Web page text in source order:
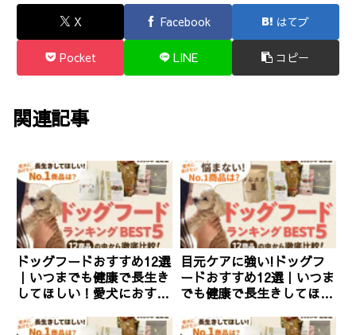
X Facebook はてブ
Pocket LINE コピー
関連記事
ドッグフードおすすめ12選
｜いつまでも健康で長生き
してほしい！愛犬におすす
目元ケアに強い!ドッグフ
ードおすすめ12選｜いつま
でも健康で長生きしてほし
No.1商品は？